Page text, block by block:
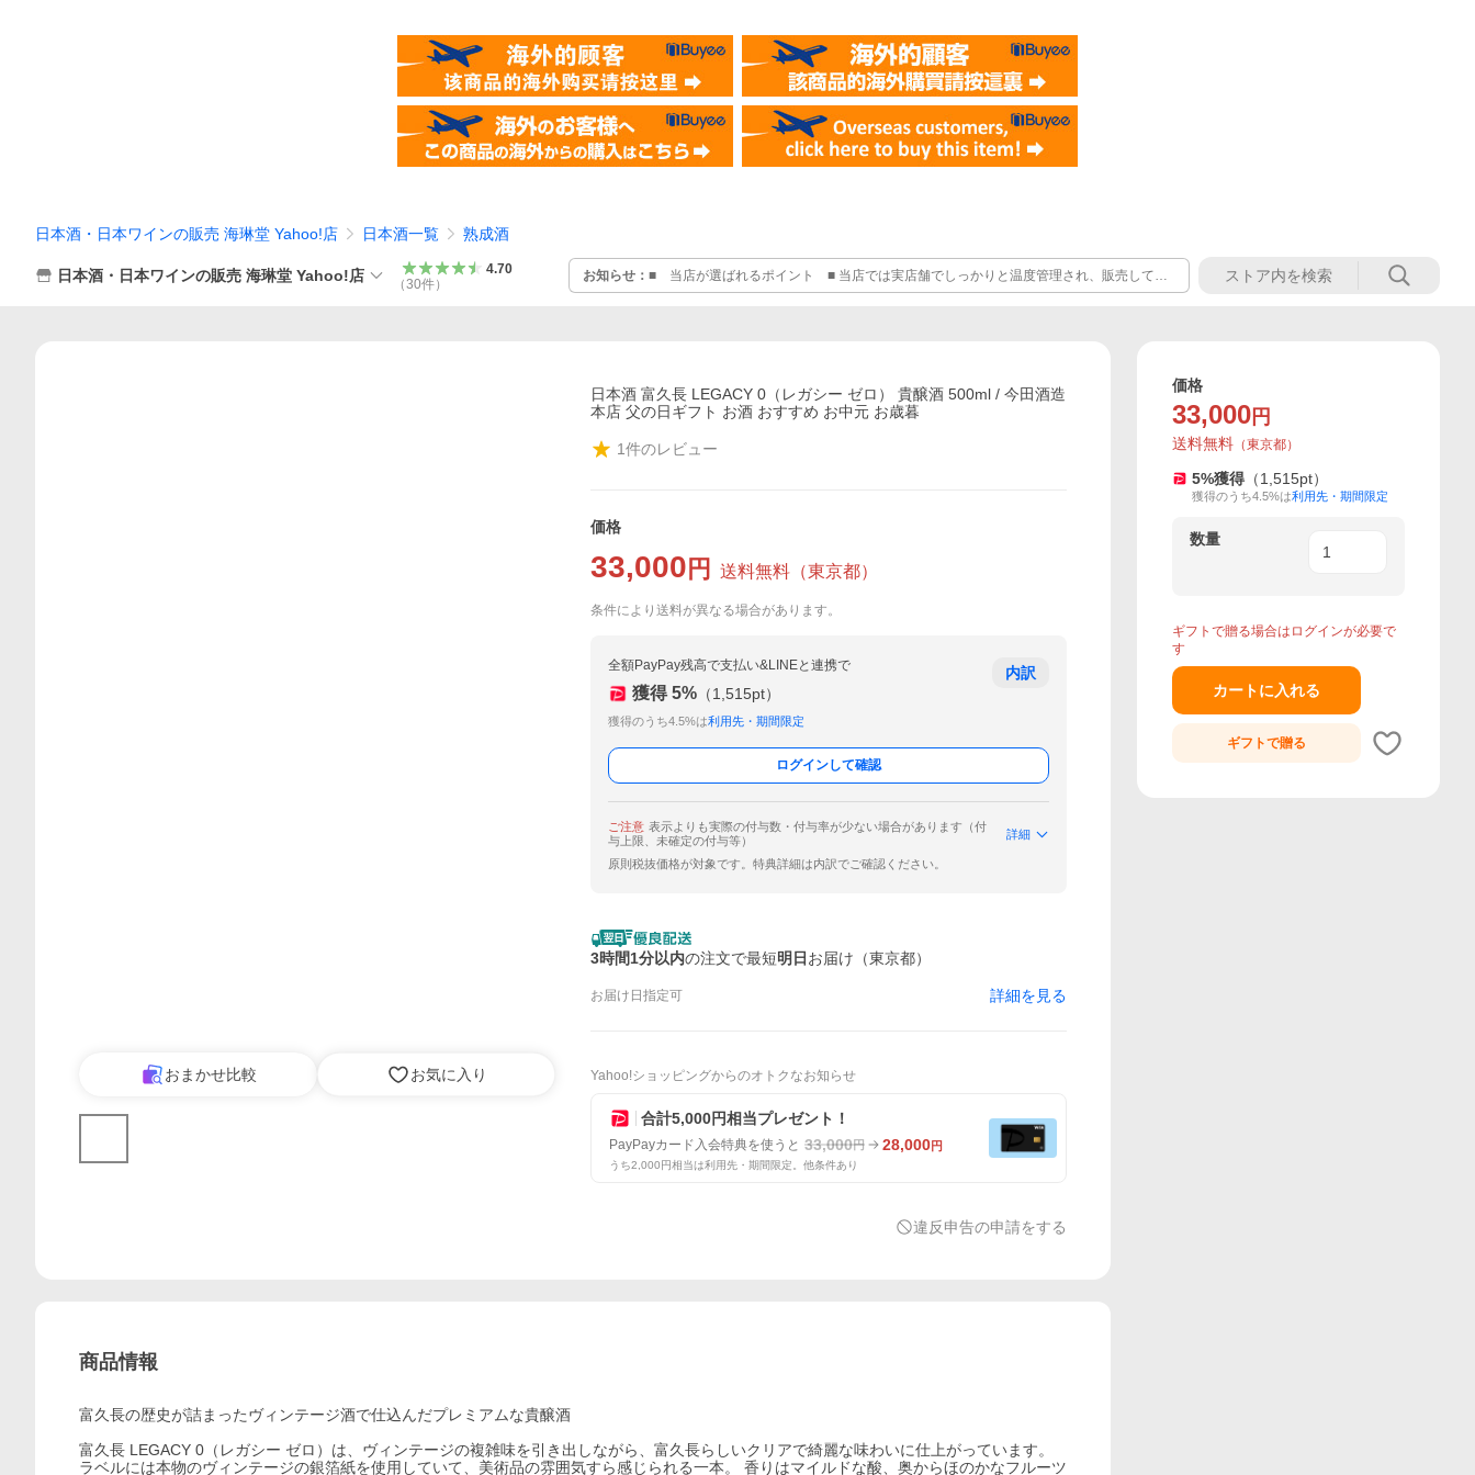
日本酒・日本ワインの販売 海琳堂 Yahoo!店 日本酒一覧 熟成酒
日本酒・日本ワインの販売 海琳堂 Yahoo!店
4.70
（30件）
お知らせ：■ 当店が選ばれるポイント ■ 当店では実店舗でしっかりと温度管理され、販売してい
る商品を発送しています。お客様に安心して頂くためにも、クール便を推奨しております。※一部商
おまかせ比較 お気に入り
日本酒 富久長 LEGACY 0（レガシー ゼロ） 貴醸酒 500ml / 今田酒造
本店 父の日ギフト お酒 おすすめ お中元 お歳暮
1件のレビュー
価格
33,000 円 送料無料 （東京都）
条件により送料が異なる場合があります。
全額PayPay残高で支払い&LINEと連携で
獲得 5% （1,515pt）
獲得のうち4.5%は利用先・期間限定
内訳
ログインして確認
ご注意 表示よりも実際の付与数・付与率が少ない場合があります（付
与上限、未確定の付与等）
詳細
原則税抜価格が対象です。特典詳細は内訳でご確認ください。
3時間1分以内の注文で最短明日 お届け（東京都）
お届け日指定可 詳細を見る
Yahoo!ショッピングからのオトクなお知らせ
合計5,000円相当プレゼント！
PayPayカード入会特典を使うと 33,000円 28,000円
うち2,000円相当は利用先・期間限定。他条件あり
違反申告の申請をする
商品情報
富久長の歴史が詰まったヴィンテージ酒で仕込んだプレミアムな貴醸酒
富久長 LEGACY 0（レガシー ゼロ）は、ヴィンテージの複雑味を引き出しながら、富久長らしいクリアで綺麗な味わいに仕上がっています。
ラベルには本物のヴィンテージの銀箔紙を使用していて、美術品の雰囲気すら感じられる一本。 香りはマイルドな酸、奥からほのかなフルーツ
価格
33,000 円
送料無料 （東京都）
5%獲得 （1,515pt）
獲得のうち4.5%は利用先・期間限定
数量
ギフトで贈る場合はログインが必要で
す
カートに入れる
ギフトで贈る